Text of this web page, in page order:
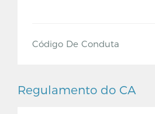
Código De Conduta
Regulamento do CA